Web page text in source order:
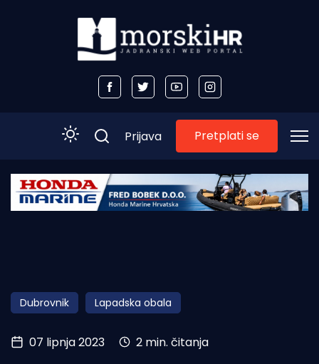
Početna
Obala
Otoci
Turizam i nautika
Prijava Pretplati se
Dubrovnik Lapadska obala
07 lipnja 2023 2 min. čitanja